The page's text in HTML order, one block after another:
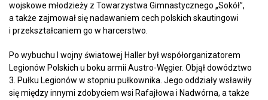
wojskowe młodzieży z Towarzystwa Gimnastycznego „Sokół”,
a także zajmował się nadawaniem cech polskich skautingowi
i przekształcaniem go w harcerstwo.
Po wybuchu I wojny światowej Haller był współorganizatorem
Legionów Polskich u boku armii Austro-Węgier. Objął dowództwo
3. Pułku Legionów w stopniu pułkownika. Jego oddziały wsławiły
się między innymi zdobyciem wsi Rafajłowa i Nadwórna, a także